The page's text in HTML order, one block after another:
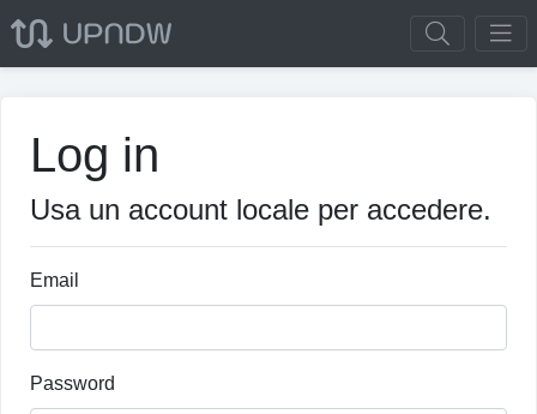
Log in
Usa un account locale per accedere.
Email
Password